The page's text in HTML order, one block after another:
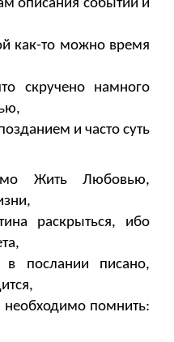
описания событий и
как-то можно время
скручено намного
и часто суть
Жить Любовью,
раскрыться, ибо
послании писано,
необходимо помнить: